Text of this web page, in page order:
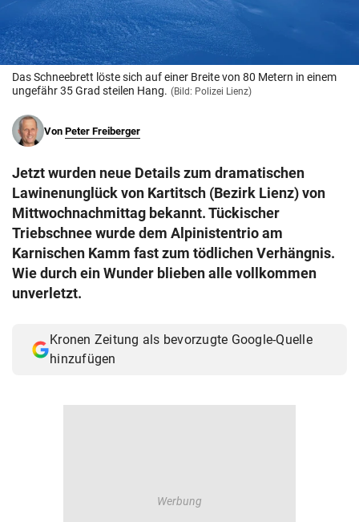
© Krone Multimedia GmbH & Co KG 2026
Muthgasse 2, 1190 Wien
Das Schneebrett löste sich auf einer Breite von 80 Metern in einem
ungefähr 35 Grad steilen Hang. (Bild: Polizei Lienz)
Von Peter Freiberger
Jetzt wurden neue Details zum dramatischen
Lawinenunglück von Kartitsch (Bezirk Lienz) von
Mittwochnachmittag bekannt. Tückischer
Triebschnee wurde dem Alpinistentrio am
Karnischen Kamm fast zum tödlichen Verhängnis.
Wie durch ein Wunder blieben alle vollkommen
unverletzt.
Kronen Zeitung als bevorzugte Google-Quelle
hinzufügen